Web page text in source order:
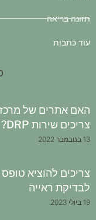
תזונה בריאה
עוד כתבות
האם אתרים של
צריכים שירות DRP?
13 בנובמבר 2022
צריכים להוציא
לבדיקת ראייה
19 ביולי 2023